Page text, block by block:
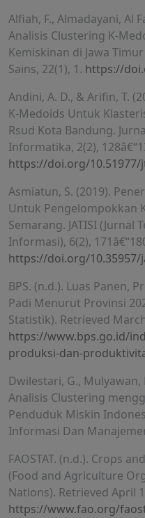
Alfiah, F., Almadayani, Al
Analisis Clustering K-
Kemiskinan di Jawa
Sains, 22(1), 1. https://
Andini, A. D., & Arifin, T.
K-Medoids Untuk
Rsud Kota Bandung.
Informatika, 2(2),
https://doi.org/10.51977/
Asmiatun, S. (2019).
Untuk Pengelompokkan
Semarang. JATISI
Informasi), 6(2),
https://doi.org/10.35957/
BPS. (n.d.). Luas Panen,
Padi Menurut Provinsi
Statistik). Retrieved
https://www.bps.go.id/
produksi-dan-
Dwilestari, G.,
Analisis Clustering
Penduduk Miskin
Informasi Dan
FAOSTAT. (n.d.). Crops
(Food and Agriculture
Nations). Retrieved April
https://www.fao.org/